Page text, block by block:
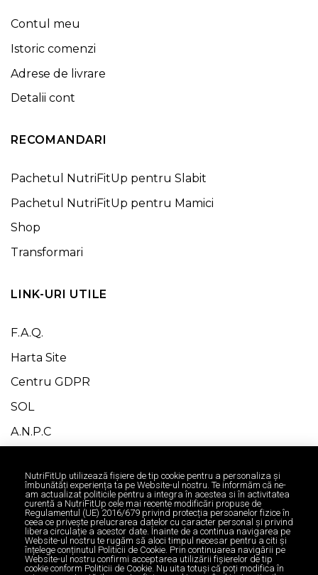
Contul meu
Istoric comenzi
Adrese de livrare
Detalii cont
RECOMANDARI
Pachetul NutriFitUp pentru Slabit
Pachetul NutriFitUp pentru Mamici
Shop
Transformari
LINK-URI UTILE
F.A.Q.
Harta Site
Centru GDPR
SOL
A.N.P.C
NutriFitUp utilizează fişiere de tip cookie pentru a personaliza și
îmbunătăți experiența ta pe Website-ul nostru. Te informăm că ne-
am actualizat politicile pentru a integra în acestea si în activitatea
curentă a NutriFitUp cele mai recente modificări propuse de
Regulamentul (UE) 2016/679 privind protecția persoanelor fizice în
ceea ce privește prelucrarea datelor cu caracter personal și privind
libera circulație a acestor date. Înainte de a continua navigarea pe
Website-ul nostru te rugăm să aloci timpul necesar pentru a citi și
înțelege conținutul Politicii de Cookie. Prin continuarea navigării pe
Website-ul nostru confirmi acceptarea utilizării fişierelor de tip
cookie conform Politicii de Cookie. Nu uita totuși că poți modifica în